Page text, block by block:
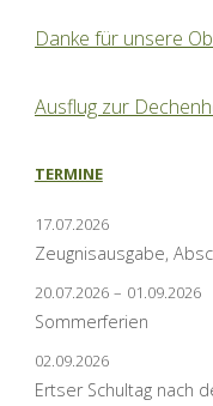
Danke für unsere
Ausflug zur
TERMINE
17.07.2026
Zeugnisausgabe,
20.07.2026 – 01.09.2026
Sommerferien
02.09.2026
Ertser Schultag nach